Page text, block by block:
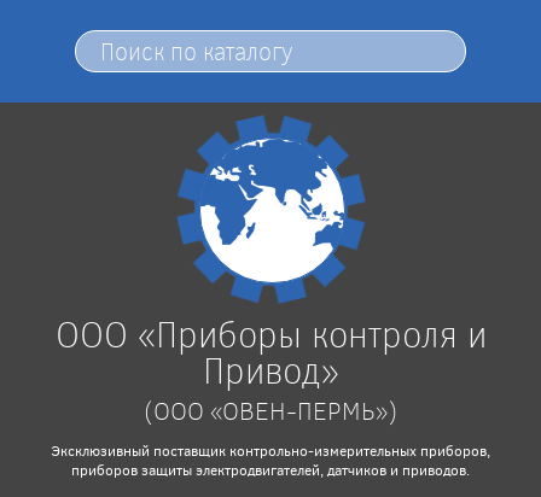
ООО «Приборы контроля и
Привод»
(ООО «ОВЕН-ПЕРМЬ»)
Эксклюзивный поставщик контрольно-измерительных приборов,
приборов защиты электродвигателей, датчиков и приводов.